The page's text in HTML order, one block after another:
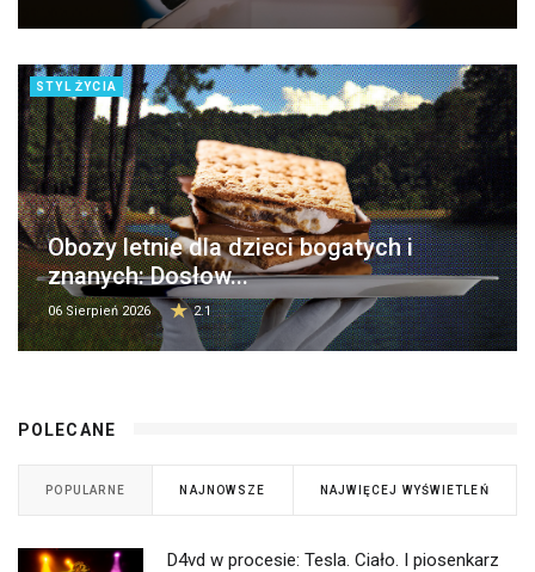
STYL ŻYCIA
Obozy letnie dla dzieci bogatych i
znanych: Dosłow...
06 Sierpień 2026 2.1
POLECANE
POPULARNE NAJNOWSZE NAJWIĘCEJ WYŚWIETLEŃ
D4vd w procesie: Tesla. Ciało. I piosenkarz